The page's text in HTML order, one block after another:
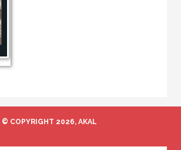
© COPYRIGHT 2026, AKAL